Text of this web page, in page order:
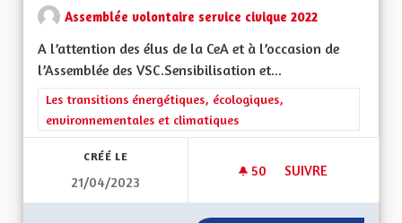
Assemblée volontaire service civique 2022
A l’attention des élus de la CeA et à l’occasion de
l’Assemblée des VSC.Sensibilisation et...
Filtrer les résultats de la catégorie : Les transitions
Les transitions énergétiques, écologiques,
environnementales et climatiques
CRÉÉ LE
21/04/2023
50 50 ABONNÉS
SUIVRE